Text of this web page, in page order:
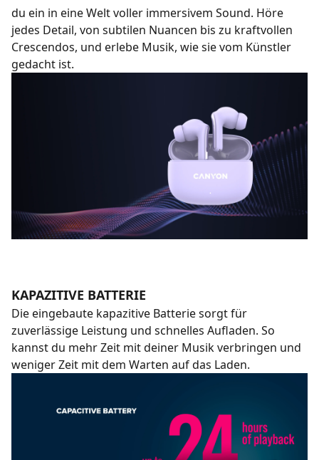
du ein in eine Welt voller immersivem Sound. Höre
jedes Detail, von subtilen Nuancen bis zu kraftvollen
Crescendos, und erlebe Musik, wie sie vom Künstler
gedacht ist.
KAPAZITIVE BATTERIE
Die eingebaute kapazitive Batterie sorgt für
zuverlässige Leistung und schnelles Aufladen. So
kannst du mehr Zeit mit deiner Musik verbringen und
weniger Zeit mit dem Warten auf das Laden.